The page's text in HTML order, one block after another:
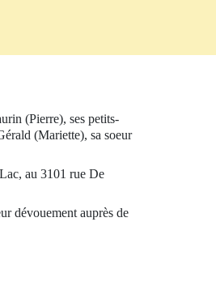
(Pierre), ses petits-
(Mariette), sa soeur
au 3101 rue De
dévouement auprès de